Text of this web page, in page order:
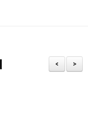
>
<